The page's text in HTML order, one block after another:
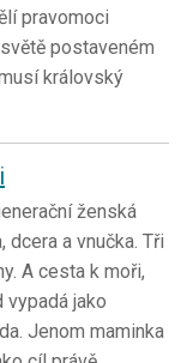
pravomoci
postaveném
královský
ženská
dcera a vnučka. Tři
A cesta k moři,
vypadá jako
Jenom maminka